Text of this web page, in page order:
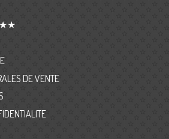
DE VENTE